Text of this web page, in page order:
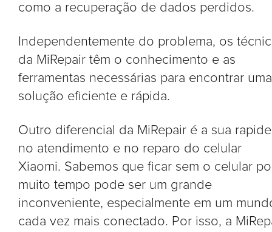
como a recuperação de dados perdidos.
Independentemente do problema, os
da MiRepair têm o conhecimento e as
ferramentas necessárias para encontrar uma
solução eficiente e rápida.
Outro diferencial da MiRepair é a sua
no atendimento e no reparo do celular
Xiaomi. Sabemos que ficar sem o celular
muito tempo pode ser um grande
inconveniente, especialmente em um
cada vez mais conectado. Por isso, a